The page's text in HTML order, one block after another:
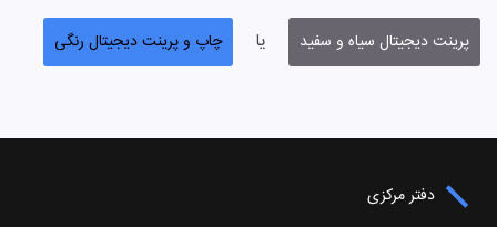
پرینت دیجیتال سیاه و سفید یا چاپ و پرینت دیجیتال رنگی
دفتر مرکزی